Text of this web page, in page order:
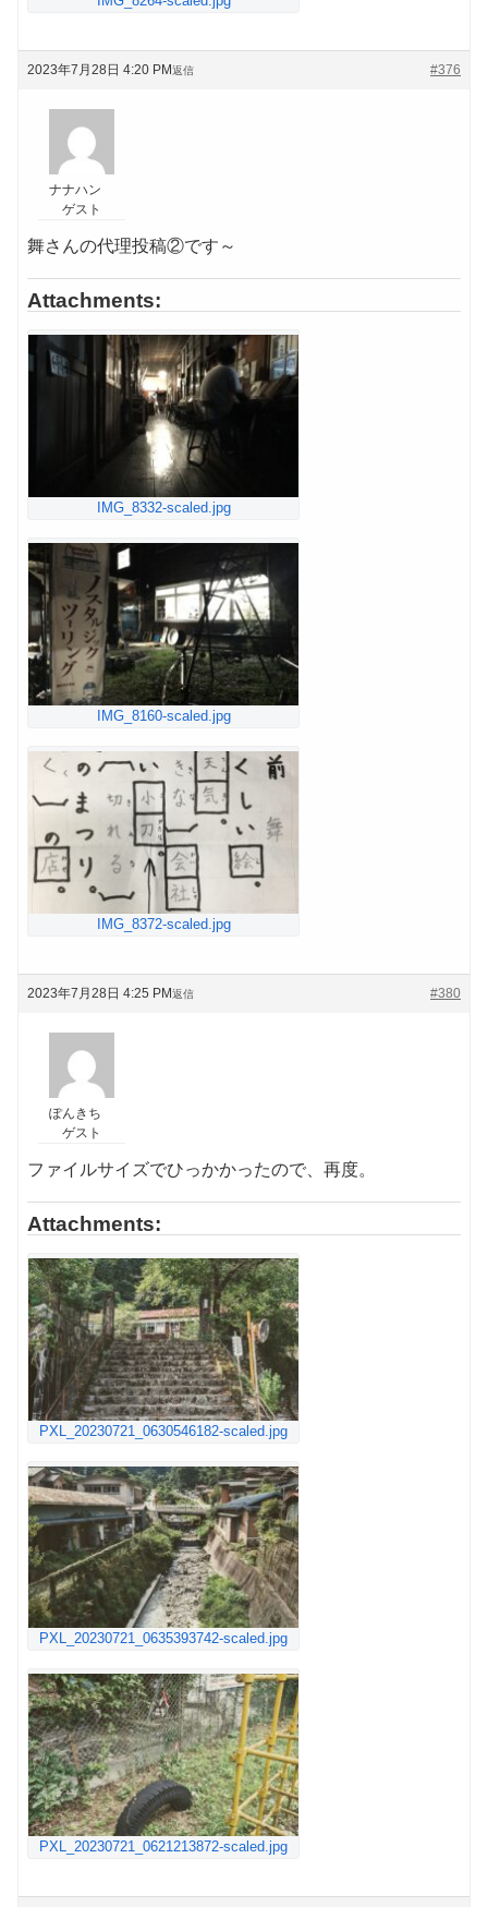
2023年7月28日 4:20 PM #376
返信
ナナハン
ゲスト
舞さんの代理投稿②です～
Attachments:
IMG_8332-scaled.jpg
IMG_8160-scaled.jpg
IMG_8372-scaled.jpg
2023年7月28日 4:25 PM #380
返信
ぽんきち
ゲスト
ファイルサイズでひっかかったので、再度。
Attachments:
PXL_20230721_0630546182-scaled.jpg
PXL_20230721_0635393742-scaled.jpg
PXL_20230721_0621213872-scaled.jpg